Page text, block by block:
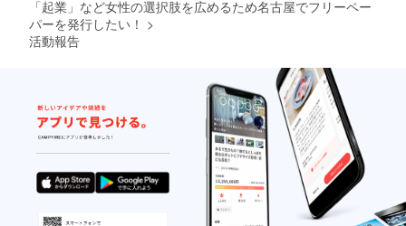
「起業」など女性の選択肢を広めるため名古屋でフリーペー
パーを発行したい！ >
活動報告